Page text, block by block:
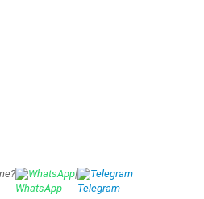
WhatsApp| Telegram